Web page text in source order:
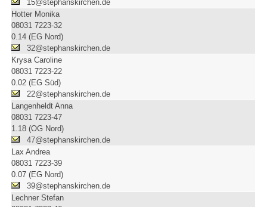
15@stephanskirchen.de
Hotter Monika
08031 7223-32
0.14 (EG Nord)
32@stephanskirchen.de
Krysa Caroline
08031 7223-22
0.02 (EG Süd)
22@stephanskirchen.de
Langenheldt Anna
08031 7223-47
1.18 (OG Nord)
47@stephanskirchen.de
Lax Andrea
08031 7223-39
0.07 (EG Nord)
39@stephanskirchen.de
Lechner Stefan